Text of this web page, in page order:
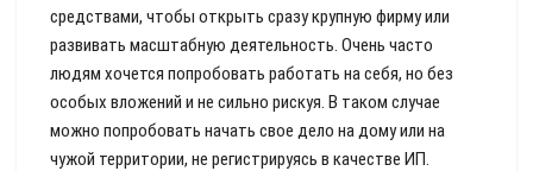
средствами, чтобы открыть сразу крупную фирму или
развивать масштабную деятельность. Очень часто
людям хочется попробовать работать на себя, но без
особых вложений и не сильно рискуя. В таком случае
можно попробовать начать свое дело на дому или на
чужой территории, не регистрируясь в качестве ИП.